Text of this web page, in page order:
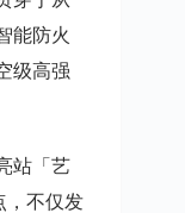
能防火
级高强
站「艺
，不仅发